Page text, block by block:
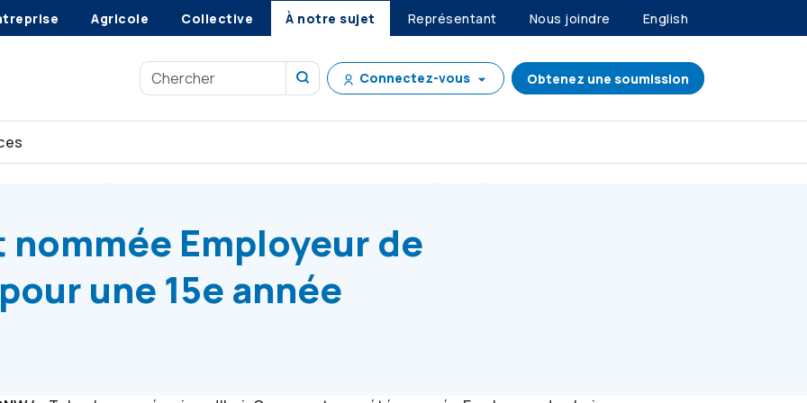
Agricole Collective À notre sujet Représentant Nous joindre English
Connectez-vous Obtenez une soumission
est nommée Employeur de choix au Canada pour une 15e année consécutive
nommée Employeur de
une 15e année